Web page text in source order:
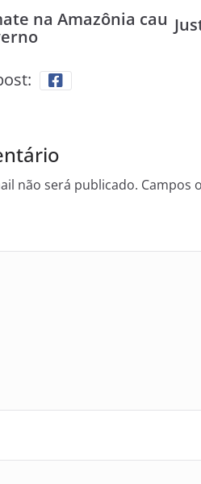
na Amazônia cau
não será publicado. Campos